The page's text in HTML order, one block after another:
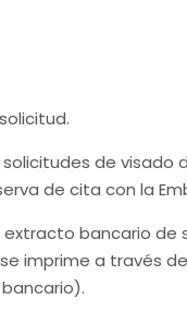
de visado
de cita con la
bancario de
imprime a través